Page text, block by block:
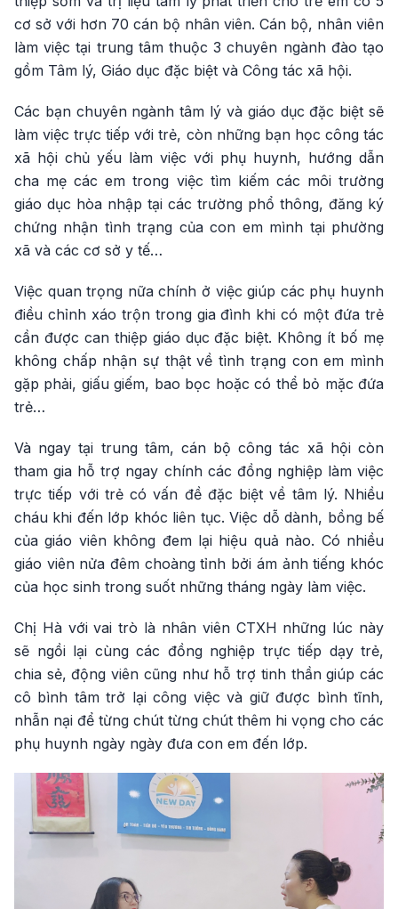
cơ sở với hơn 70 cán bộ nhân viên. Cán bộ, nhân viên
làm việc tại trung tâm thuộc 3 chuyên ngành đào tạo
gồm Tâm lý, Giáo dục đặc biệt và Công tác xã hội.
Các bạn chuyên ngành tâm lý và giáo dục đặc biệt sẽ
làm việc trực tiếp với trẻ, còn những bạn học công tác
xã hội chủ yếu làm việc với phụ huynh, hướng dẫn
cha mẹ các em trong việc tìm kiếm các môi trường
giáo dục hòa nhập tại các trường phổ thông, đăng ký
chứng nhận tình trạng của con em mình tại phường
xã và các cơ sở y tế…
Việc quan trọng nữa chính ở việc giúp các phụ huynh
điều chỉnh xáo trộn trong gia đình khi có một đứa trẻ
cần được can thiệp giáo dục đặc biệt. Không ít bố mẹ
không chấp nhận sự thật về tình trạng con em mình
gặp phải, giấu giếm, bao bọc hoặc có thể bỏ mặc đứa
trẻ…
Và ngay tại trung tâm, cán bộ công tác xã hội còn
tham gia hỗ trợ ngay chính các đồng nghiệp làm việc
trực tiếp với trẻ có vấn đề đặc biệt về tâm lý. Nhiều
cháu khi đến lớp khóc liên tục. Việc dỗ dành, bồng bế
của giáo viên không đem lại hiệu quả nào. Có nhiều
giáo viên nửa đêm choàng tỉnh bởi ám ảnh tiếng khóc
của học sinh trong suốt những tháng ngày làm việc.
Chị Hà với vai trò là nhân viên CTXH những lúc này
sẽ ngồi lại cùng các đồng nghiệp trực tiếp dạy trẻ,
chia sẻ, động viên cũng như hỗ trợ tinh thần giúp các
cô bình tâm trở lại công việc và giữ được bình tĩnh,
nhẫn nại để từng chút từng chút thêm hi vọng cho các
phụ huynh ngày ngày đưa con em đến lớp.